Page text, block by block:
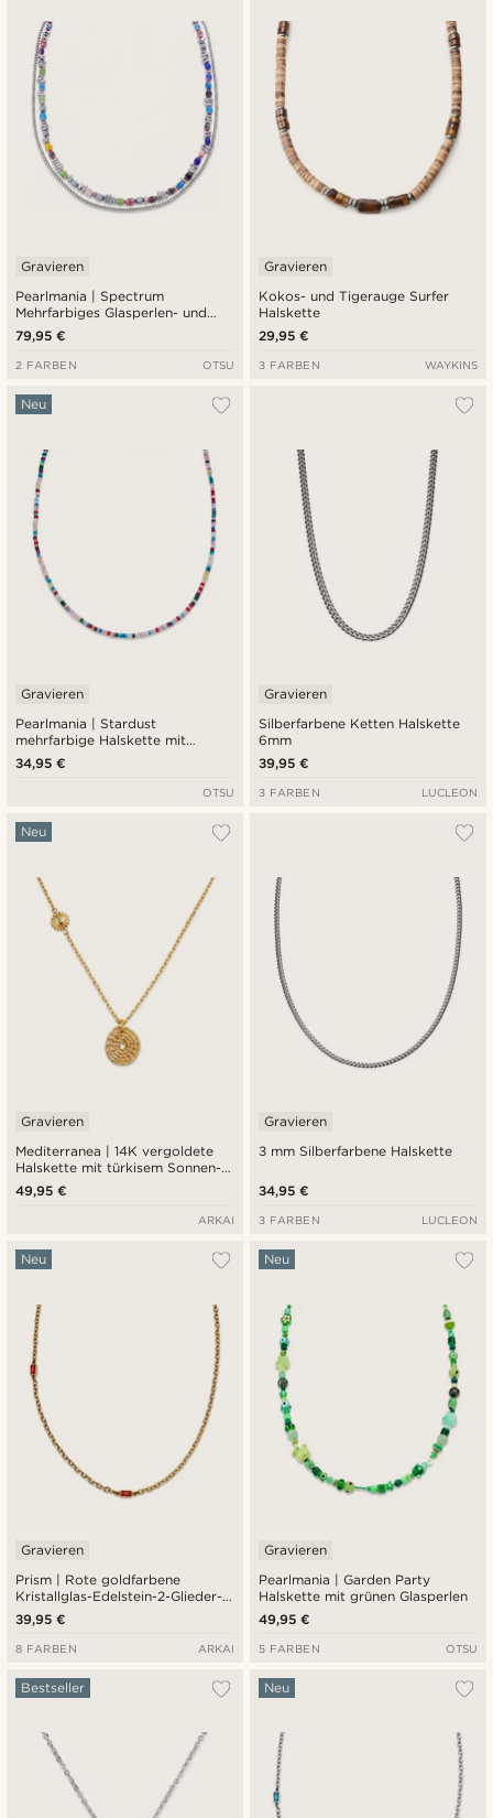
Pearlmania | Spectrum
Mehrfarbiges Glasperlen- und
Edelstahl-Spectrum-Halskette
Gravieren
79,95 €
2 FARBEN OTSU
Kokos- und Tigerauge Surfer
Halskette
Gravieren
29,95 €
3 FARBEN WAYKINS
Pearlmania | Stardust
mehrfarbige Halskette mit
Glasperlen
Neu
Gravieren
34,95 €
OTSU
Silberfarbene Ketten Halskette
6mm
Gravieren
39,95 €
3 FARBEN LUCLEON
Mediterranea | 14K vergoldete
Halskette mit türkisem Sonnen-
und Medaillonanhänger
Neu
Gravieren
49,95 €
ARKAI
3 mm Silberfarbene Halskette
Gravieren
34,95 €
3 FARBEN LUCLEON
Prism | Rote goldfarbene
Kristallglas-Edelstein-2-Glieder-
Halskette
Neu
Gravieren
39,95 €
8 FARBEN ARKAI
Pearlmania | Garden Party
Halskette mit grünen Glasperlen
Neu
Gravieren
49,95 €
5 FARBEN OTSU
Bestseller Neu